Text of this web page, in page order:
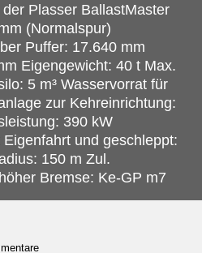
Plasser BallastMaster
(Normalspur)
Puffer: 17.640 mm
Eigengewicht: 40 t Max.
5 m³ Wasservorrat für
zur Kehreinrichtung:
390 kW
und geschleppt:
150 m Zul.
Bremse: Ke-GP m7